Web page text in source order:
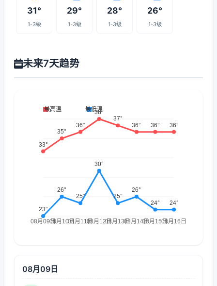
31°
1-3级
29°
1-3级
28°
1-3级
26°
1-3级
未来7天趋势
08月09日